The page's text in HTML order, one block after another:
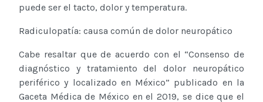
puede ser el tacto, dolor y temperatura.
Radiculopatía: causa común de dolor neuropático
Cabe resaltar que de acuerdo con el “Consenso de
diagnóstico y tratamiento del dolor neuropático
periférico y localizado en México” publicado en la
Gaceta Médica de México en el 2019, se dice que el